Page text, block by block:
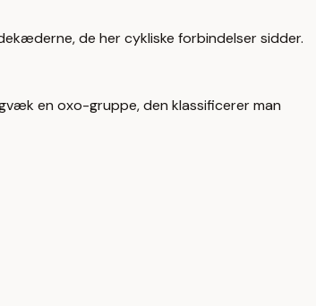
de her cykliske forbindelser sidder.
en oxo-gruppe, den klassificerer man